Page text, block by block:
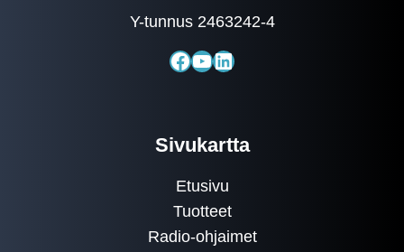
Y-tunnus 2463242-4
Facebook
YouTube
LinkedIn
Sivukartta
Etusivu
Tuotteet
Radio-ohjaimet